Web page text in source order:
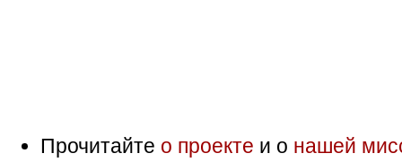
Прочитайте о проекте и о нашей